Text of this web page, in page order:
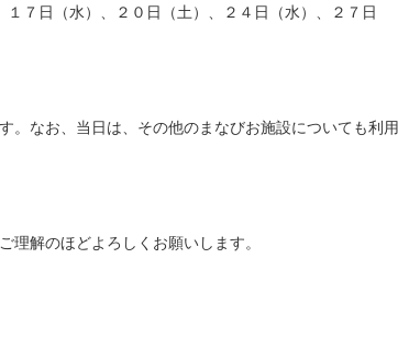
７日（水）、２０日（土）、２４日（水）、２７日
。なお、当日は、その他のまなびお施設についても利用
解のほどよろしくお願いします。